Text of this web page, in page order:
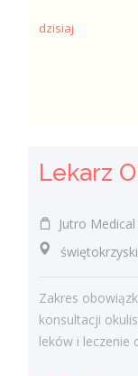
dzisiaj
Lekarz
Jutro
Zakres
konsultacji
leków i leczenie